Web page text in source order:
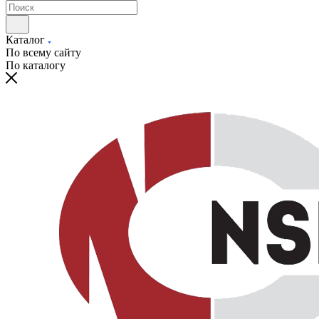
Каталог
По всему сайту
По каталогу